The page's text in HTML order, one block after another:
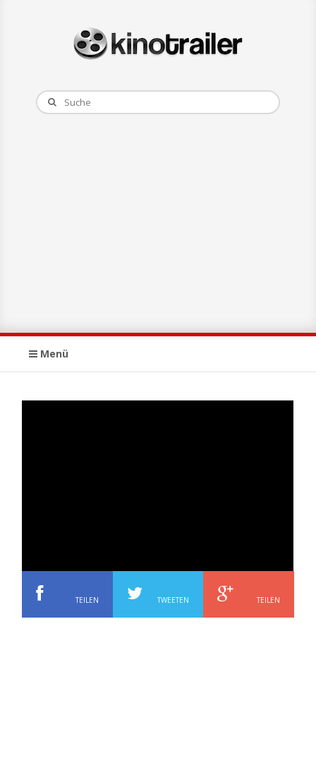
Menü
TEILEN TWEETEN TEILEN